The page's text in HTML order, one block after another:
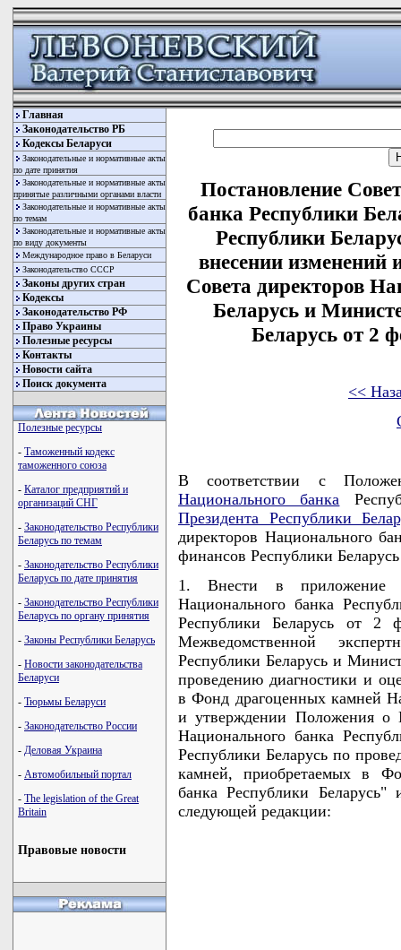
Главная
Законодательство РБ
Кодексы Беларуси
Законодательные и нормативные акты
по дате принятия
Законодательные и нормативные акты
принятые различными органами власти
Законодательные и нормативные акты
по темам
Законодательные и нормативные акты
по виду документы
Международное право в Беларуси
Законодательство СССР
Законы других стран
Кодексы
Законодательство РФ
Право Украины
Полезные ресурсы
Контакты
Новости сайта
Поиск документа
Полезные ресурсы
- Таможенный кодекс
таможенного союза
- Каталог предприятий и
организаций СНГ
- Законодательство Республики
Беларусь по темам
- Законодательство Республики
Беларусь по дате принятия
- Законодательство Республики
Беларусь по органу принятия
- Законы Республики Беларусь
- Новости законодательства
Беларуси
- Тюрьмы Беларуси
- Законодательство России
- Деловая Украина
- Автомобильный портал
- The legislation of the Great
Britain
Правовые новости
Постановление
банка Республики
Республики
внесении изменений
Совета директоров
Беларусь и
Беларусь от 2
<<
В соответствии с
Национального банка
Президента Республики
директоров Национального
финансов Республики
1. Внести в приложение
Национального банка
Республики Беларусь от 2
Межведомственной
Республики Беларусь и
проведению диагностики и
в Фонд драгоценных камней
и утверждении Положения о
Национального банка
Республики Беларусь по
камней, приобретаемых в
банка Республики
следующей редакции: